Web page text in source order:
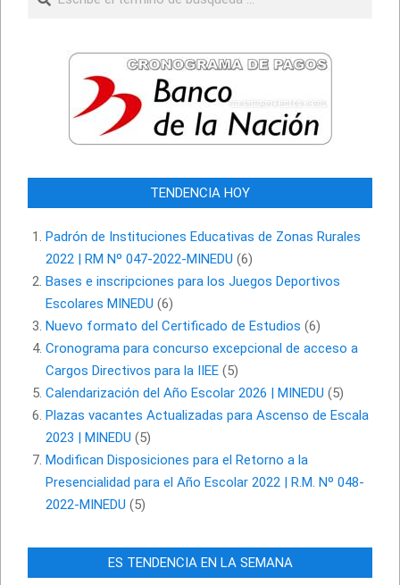
TENDENCIA HOY
Padrón de Instituciones Educativas de Zonas Rurales
2022 | RM Nº 047-2022-MINEDU (6)
Bases e inscripciones para los Juegos Deportivos
Escolares MINEDU (6)
Nuevo formato del Certificado de Estudios (6)
Cronograma para concurso excepcional de acceso a
Cargos Directivos para la IIEE (5)
Calendarización del Año Escolar 2026 | MINEDU (5)
Plazas vacantes Actualizadas para Ascenso de Escala
2023 | MINEDU (5)
Modifican Disposiciones para el Retorno a la
Presencialidad para el Año Escolar 2022 | R.M. Nº 048-
2022-MINEDU (5)
ES TENDENCIA EN LA SEMANA